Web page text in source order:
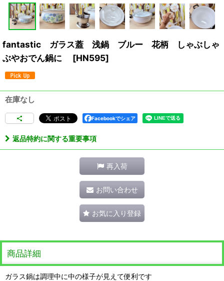
fantastic ガラス蓋 浅鍋 ブルー 花柄 しゃぶしゃ
ぶやおでん鍋に
[HN595]
在庫なし
Facebookでシェア
返品特約に関する重要事項
再入荷
お問い合わせ
お気に入り登録
商品詳細
ガラス鍋は調理中に中の様子が見えて便利です